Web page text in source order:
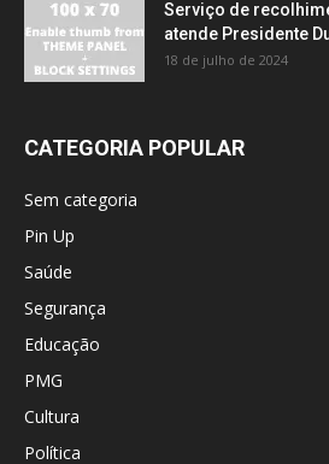
Serviço de
atende Presidente
18 de julho de 2024
CATEGORIA POPULAR
Sem categoria
Pin Up
Saúde
Segurança
Educação
PMG
Cultura
Política